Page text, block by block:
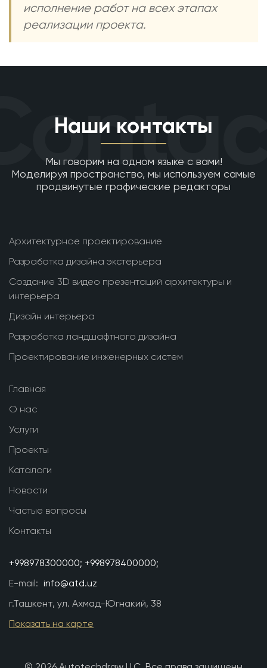
исполнение работ на всех этапах
реализации проекта.
Наши контакты
Мы говорим на одном языке с вами!
Моделируя пространство, мы используем самые
продвинутые графические редакторы
Архитектурное проектирование
Разработка дизайна экстерьера
Создание 3D видео презентаций архитектуры и
интерьера
Дизайн интерьера
Разработка ландшафтного дизайна
Проектирование инженерных систем
Главная
О нас
Услуги
Проекты
Каталоги
Новости
Частые вопросы
Контакты
+998978300000; +998978400000;
E-mail: info@atd.uz
г.Ташкент, ул. Ахмад-Югнакий, 38
Показать на карте